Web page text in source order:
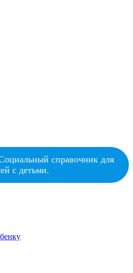
справочник для
с детьми.